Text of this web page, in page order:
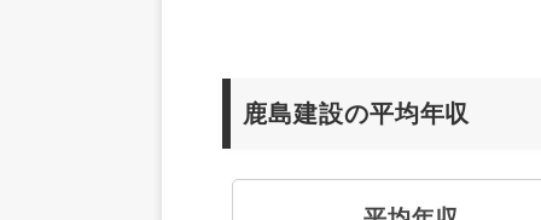
鹿島建設の平均年収